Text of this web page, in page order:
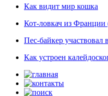
Как видит мир кошка
Кот-ловкач из Франции
Пес-байкер участвовал
Как устроен